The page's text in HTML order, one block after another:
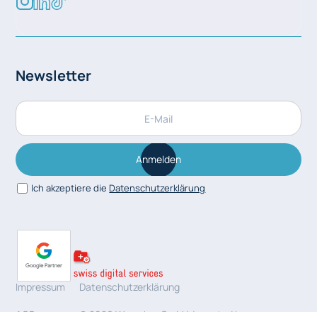
Newsletter
Anmelden
Ich akzeptiere die Datenschutzerklärung
Impressum Datenschutzerklärung